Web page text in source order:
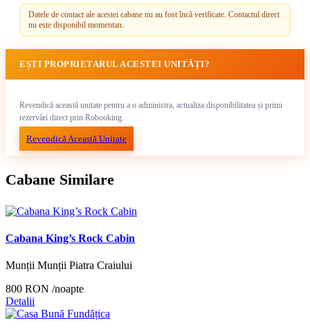
Datele de contact ale acestei cabane nu au fost încă verificate. Contactul direct
nu este disponibil momentan.
EȘTI PROPRIETARUL ACESTEI UNITĂȚI?
Revendică această unitate pentru a o administra, actualiza disponibilitatea și primi
rezervări direct prin Robooking.
Revendică Această Unitate
Cabane Similare
Cabana King’s Rock Cabin
Munții Munții Piatra Craiului
800 RON /noapte
Detalii